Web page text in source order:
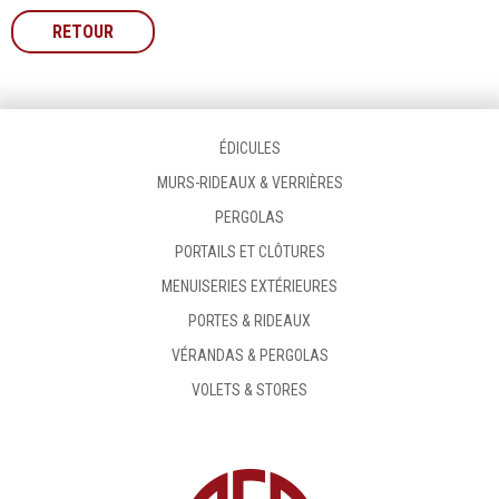
RETOUR
ÉDICULES
MURS-RIDEAUX & VERRIÈRES
PERGOLAS
PORTAILS ET CLÔTURES
MENUISERIES EXTÉRIEURES
PORTES & RIDEAUX
VÉRANDAS & PERGOLAS
VOLETS & STORES